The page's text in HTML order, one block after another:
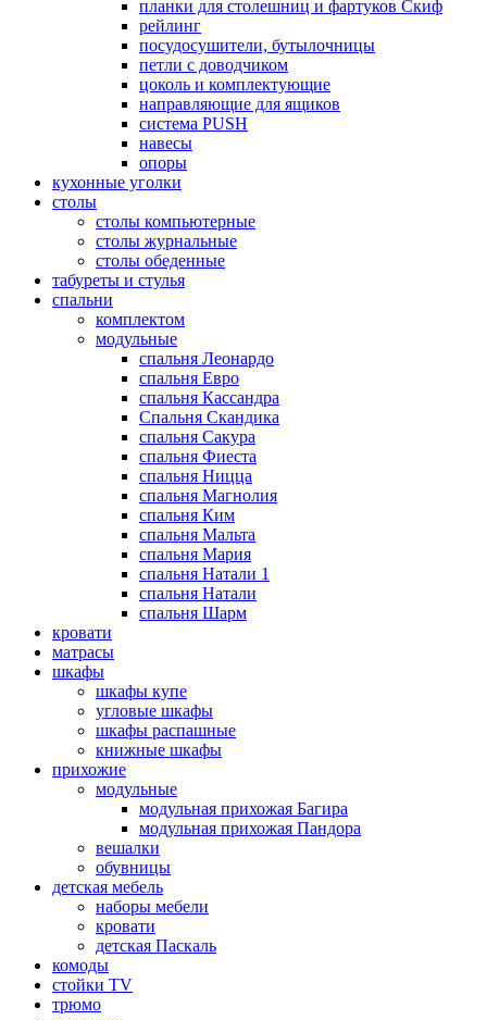
планки для столешниц и фартуков Скиф
рейлинг
посудосушители, бутылочницы
петли с доводчиком
цоколь и комплектующие
направляющие для ящиков
система PUSH
навесы
опоры
кухонные уголки
столы
столы компьютерные
столы журнальные
столы обеденные
табуреты и стулья
спальни
комплектом
модульные
спальня Леонардо
спальня Евро
спальня Кассандра
Спальня Скандика
спальня Сакура
спальня Фиеста
спальня Ницца
спальня Магнолия
спальня Ким
спальня Мальта
спальня Мария
спальня Натали 1
спальня Натали
спальня Шарм
кровати
матрасы
шкафы
шкафы купе
угловые шкафы
шкафы распашные
книжные шкафы
прихожие
модульные
модульная прихожая Багира
модульная прихожая Пандора
вешалки
обувницы
детская мебель
наборы мебели
кровати
детская Паскаль
комоды
стойки TV
трюмо